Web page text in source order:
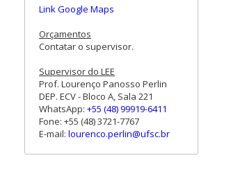
Link Google Maps
Orçamentos
Contatar o supervisor.
Supervisor do LEE
Prof. Lourenço Panosso Perlin
DEP. ECV - Bloco A, Sala 221
WhatsApp: +55 (48) 99919-6411
Fone: +55 (48) 3721-7767
E-mail: lourenco.perlin@ufsc.br